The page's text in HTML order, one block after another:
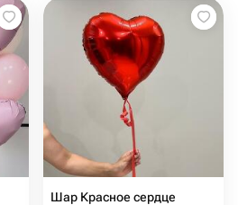
Шар Красное сердце